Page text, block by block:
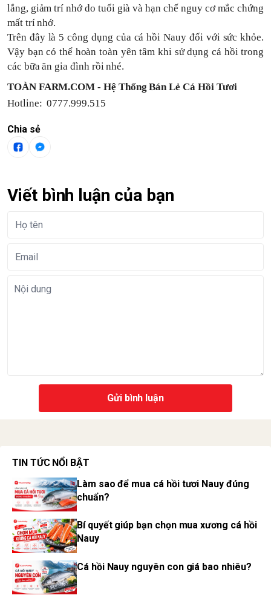
lắng, giảm trí nhớ do tuổi già và hạn chế nguy cơ mắc chứng
mất trí nhớ.
Trên đây là 5 công dụng của cá hồi Nauy đối với sức khỏe.
Vậy bạn có thể hoàn toàn yên tâm khi sử dụng cá hồi trong
các bữa ăn gia đình rồi nhé.
TOÀN FARM.COM - Hệ Thống Bán Lẻ Cá Hồi Tươi
Hotline: 0777.999.515
Chia sẻ
Viết bình luận của bạn
Gửi bình luận
TIN TỨC NỔI BẬT
Làm sao để mua cá hồi tươi Nauy đúng
chuẩn?
Bí quyết giúp bạn chọn mua xương cá hồi
Nauy
Cá hồi Nauy nguyên con giá bao nhiêu?